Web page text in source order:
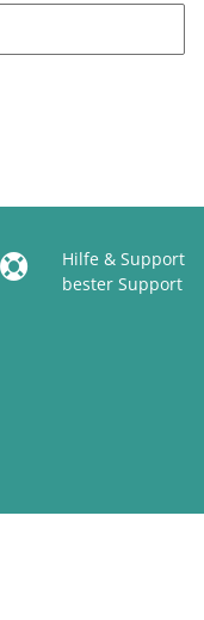
Hilfe & Support
bester Support